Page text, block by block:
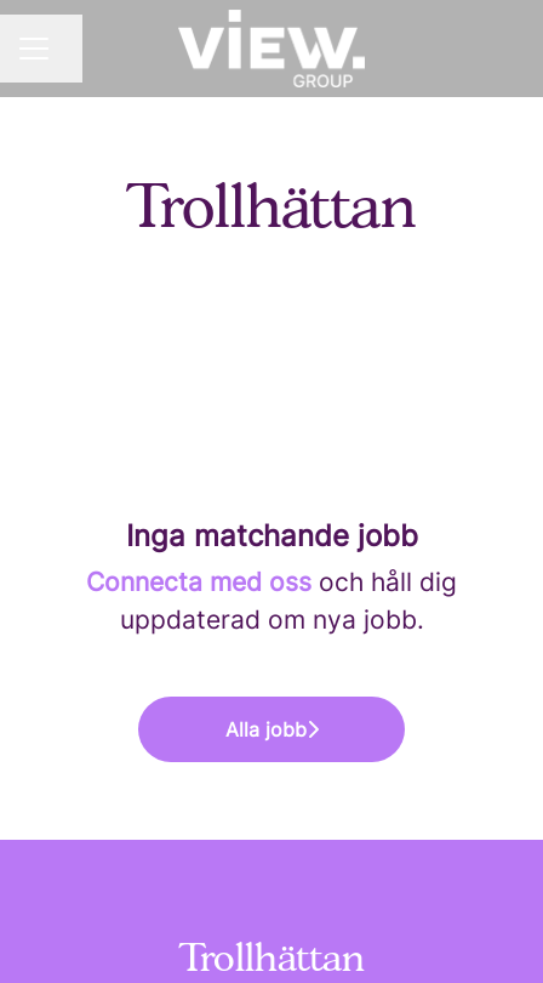
Trollhättan
Inga matchande jobb
Connecta med oss och håll dig
uppdaterad om nya jobb.
Alla jobb
Trollhättan